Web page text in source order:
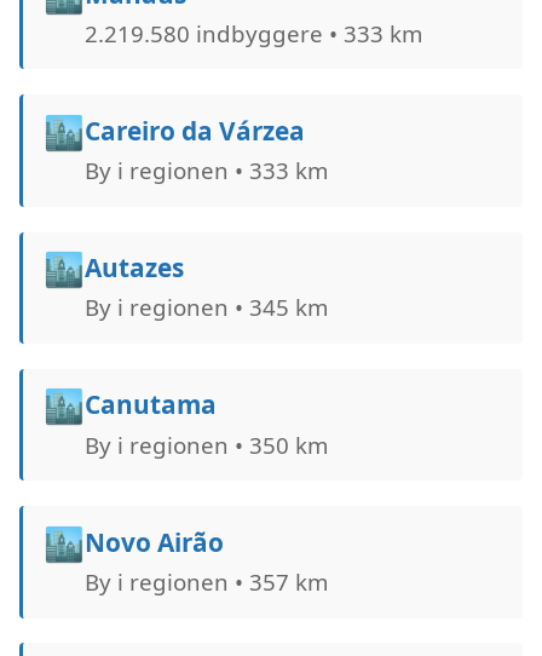
2.219.580 indbyggere • 333 km
🏙️Careiro da Várzea
By i regionen • 333 km
🏙️Autazes
By i regionen • 345 km
🏙️Canutama
By i regionen • 350 km
🏙️Novo Airão
By i regionen • 357 km